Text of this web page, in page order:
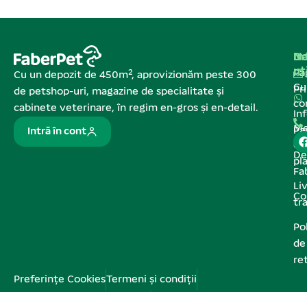
Cu un depozit de 450m², aprovizionăm peste 300
de petshop-uri, magazine de specialitate și
cabinete veterinare, în regim en-gros și en-detail.
Intră în cont
de
de
Preferințe CookiesTermeni și condiții